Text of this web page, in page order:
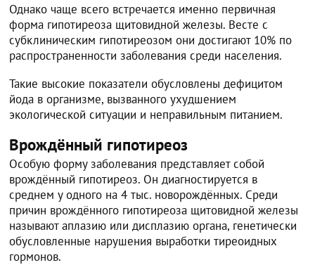
Однако чаще всего встречается именно первичная
форма гипотиреоза щитовидной железы. Весте с
субклиническим гипотиреозом они достигают 10% по
распространенности заболевания среди населения.
Такие высокие показатели обусловлены дефицитом
йода в организме, вызванного ухудшением
экологической ситуации и неправильным питанием.
Врождённый гипотиреоз
Особую форму заболевания представляет собой
врождённый гипотиреоз. Он диагностируется в
среднем у одного на 4 тыс. новорождённых. Среди
причин врождённого гипотиреоза щитовидной железы
называют аплазию или дисплазию органа, генетически
обусловленные нарушения выработки тиреоидных
гормонов.